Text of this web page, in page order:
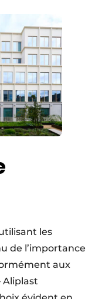
les
de l’importance
aux
Aliplast